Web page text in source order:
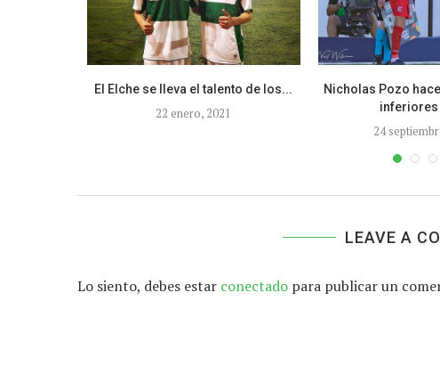
El Elche se lleva el talento de los...
22 enero, 2021
Nicholas Pozo
inferiores
24
LEAVE A
Lo siento, debes estar conectado para publicar un